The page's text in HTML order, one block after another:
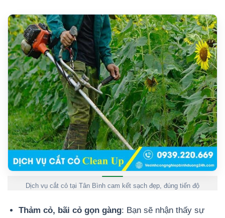
Dịch vụ cắt cỏ tại Tân Bình cam kết sạch đẹp, đúng tiến độ
Thảm cỏ, bãi cỏ gọn gàng: Bạn sẽ nhận thấy sự